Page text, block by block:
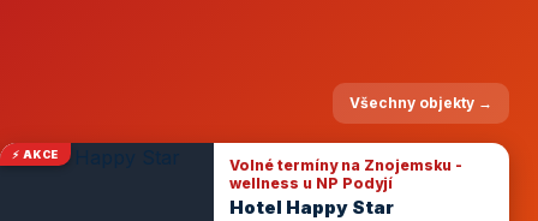
Všechny objekty →
⚡ AKCE
Volné termíny na Znojemsku -
wellness u NP Podyjí
Hotel Happy Star